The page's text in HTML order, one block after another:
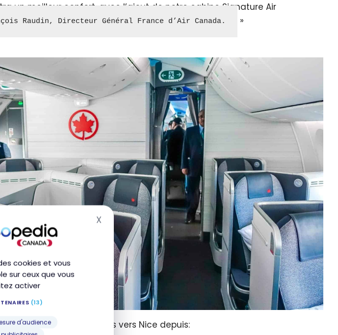
cookies et vous
sur ceux que vous
activer
(13)
d'audience
XMasquer le bandeau des cookies
un meilleur confort, avec l’ajout de notre cabine Signature Air
Raudin, Directeur Général France d’Air Canada.
disposent de vols directs vers Nice depuis: